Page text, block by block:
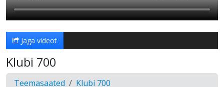
Jaga videot
Klubi 700
Teemasaated Klubi 700